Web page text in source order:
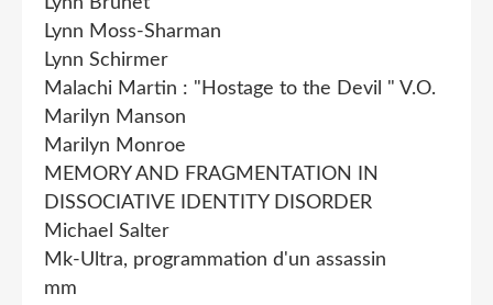
Lynn Moss-Sharman
Lynn Schirmer
Malachi Martin : "Hostage to the Devil " V.O.
Marilyn Manson
Marilyn Monroe
MEMORY AND FRAGMENTATION IN
DISSOCIATIVE IDENTITY DISORDER
Michael Salter
Mk-Ultra, programmation d'un assassin
mm